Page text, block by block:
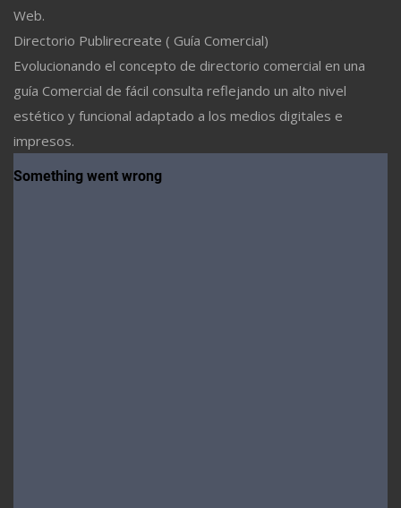
Web.
Directorio Publirecreate ( Guía Comercial)
Evolucionando el concepto de directorio comercial en una
guía Comercial de fácil consulta reflejando un alto nivel
estético y funcional adaptado a los medios digitales e
impresos.